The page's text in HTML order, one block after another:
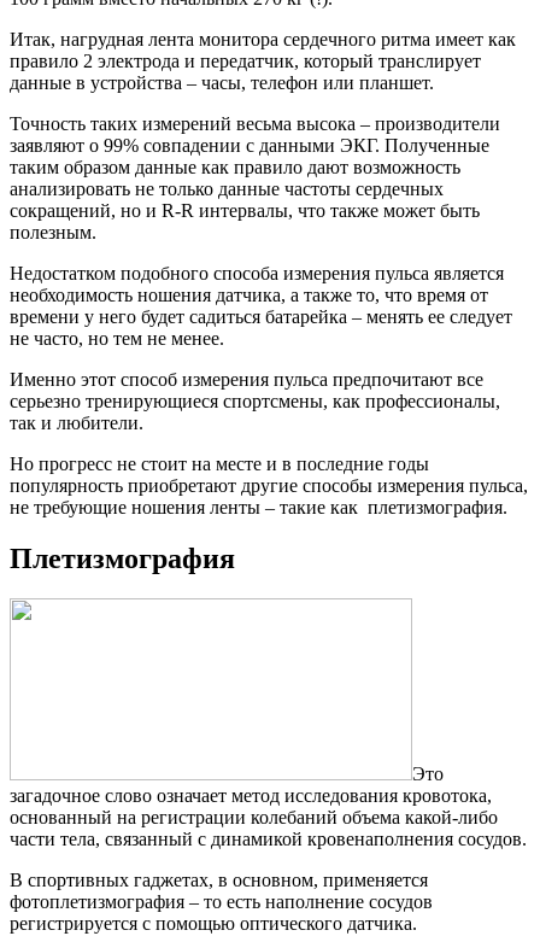
Итак, нагрудная лента монитора сердечного ритма имеет как
правило 2 электрода и передатчик, который транслирует
данные в устройства – часы, телефон или планшет.
Точность таких измерений весьма высока – производители
заявляют о 99% совпадении с данными ЭКГ. Полученные
таким образом данные как правило дают возможность
анализировать не только данные частоты сердечных
сокращений, но и R-R интервалы, что также может быть
полезным.
Недостатком подобного способа измерения пульса является
необходимость ношения датчика, а также то, что время от
времени у него будет садиться батарейка – менять ее следует
не часто, но тем не менее.
Именно этот способ измерения пульса предпочитают все
серьезно тренирующиеся спортсмены, как профессионалы,
так и любители.
Но прогресс не стоит на месте и в последние годы
популярность приобретают другие способы измерения пульса,
не требующие ношения ленты – такие как плетизмография.
Плетизмография
Это
загадочное слово означает метод исследования кровотока,
основанный на регистрации колебаний объема какой-либо
части тела, связанный с динамикой кровенаполнения сосудов.
В спортивных гаджетах, в основном, применяется
фотоплетизмография – то есть наполнение сосудов
регистрируется с помощью оптического датчика.